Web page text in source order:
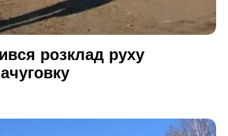
розклад руху